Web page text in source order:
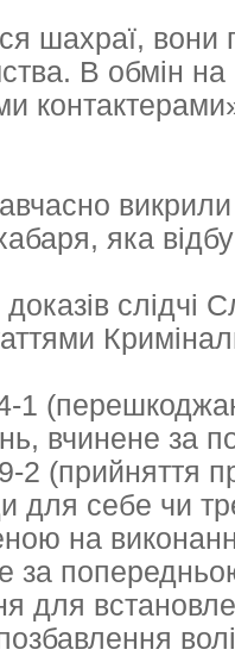
шахраї, вони
В обмін
яка
доказів
1
вчинене за
2 (прийняття
для себе чи
на
за
для